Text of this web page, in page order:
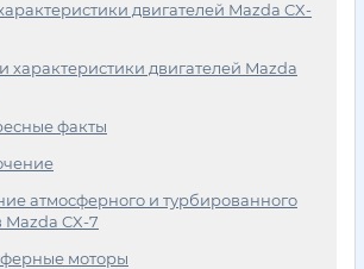
двигателей Mazda CX-
характеристики двигателей Mazda
факты
атмосферного и турбированного
Mazda CX-7
моторы